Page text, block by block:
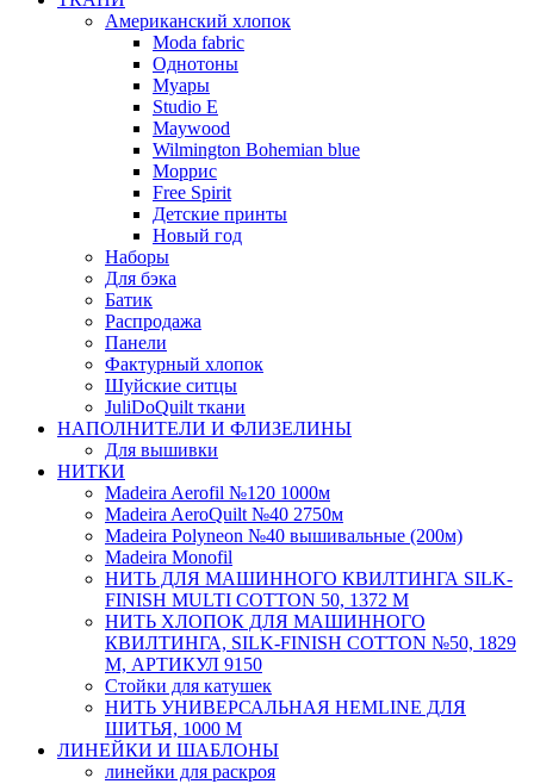
Американский хлопок
Moda fabric
Однотоны
Муары
Studio E
Maywood
Wilmington Bohemian blue
Моррис
Free Spirit
Детские принты
Новый год
Наборы
Для бэка
Батик
Распродажа
Панели
Фактурный хлопок
Шуйские ситцы
JuliDoQuilt ткани
НАПОЛНИТЕЛИ И ФЛИЗЕЛИНЫ
Для вышивки
НИТКИ
Madeira Aerofil №120 1000м
Madeira AeroQuilt №40 2750м
Madeira Polyneon №40 вышивальные (200м)
Мadeira Monofil
НИТЬ ДЛЯ МАШИННОГО КВИЛТИНГА SILK-
FINISH MULTI COTTON 50, 1372 М
НИТЬ ХЛОПОК ДЛЯ МАШИННОГО
КВИЛТИНГА, SILK-FINISH COTTON №50, 1829
М, АРТИКУЛ 9150
Стойки для катушек
НИТЬ УНИВЕРСАЛЬНАЯ HEMLINE ДЛЯ
ШИТЬЯ, 1000 М
ЛИНЕЙКИ И ШАБЛОНЫ
линейки для раскроя